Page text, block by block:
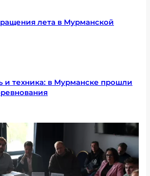
лета в Мурманской
и техника: в Мурманске прошли